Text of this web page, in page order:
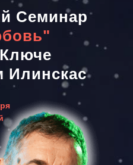
Семинар
Илинскас